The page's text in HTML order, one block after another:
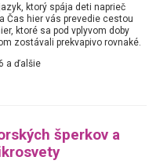
ktorý spája deti naprieč
Čas hier vás prevedie cestou
ktoré sa pod vplyvom doby
zostávali prekvapivo rovnaké.
a ďalšie
šperkov a